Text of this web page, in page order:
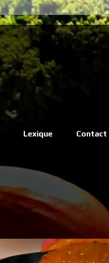
Lexique Contact